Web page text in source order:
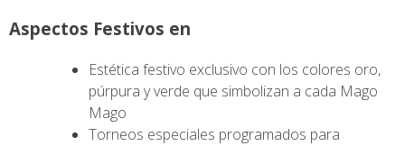
Aspectos Festivos en
Estética festivo exclusivo con los colores oro,
púrpura y verde que simbolizan a cada Mago
Mago
Torneos especiales programados para